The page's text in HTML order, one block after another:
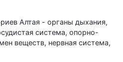
Алтая - органы дыхания,
система, опорно-
веществ, нервная система,